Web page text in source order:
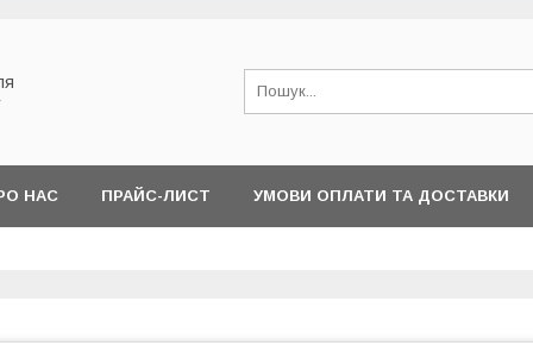
НАС ПРАЙС-ЛИСТ УМОВИ ОПЛАТИ ТА ДОСТАВКИ